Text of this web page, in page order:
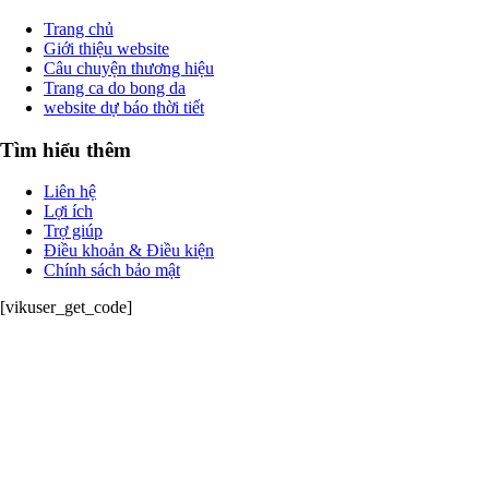
Trang chủ
Giới thiệu website
Câu chuyện thương hiệu
Trang ca do bong da
website dự báo thời tiết
Tìm hiểu thêm
Liên hệ
Lợi ích
Trợ giúp
Điều khoản & Điều kiện
Chính sách bảo mật
[vikuser_get_code]